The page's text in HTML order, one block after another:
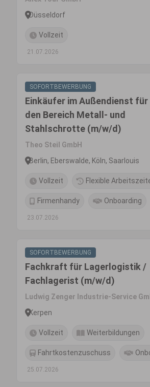
Düsseldorf
Vollzeit
21.07.2026
SOFORTBEWERBUNG
Einkäufer im Außendienst für
den Bereich Metall- und
Stahlschrotte (m/w/d)
Theo Steil GmbH
Berlin, Eberswalde, Köln, Saarlouis
Vollzeit Flexible
Firmenhandy Onboarding
23.07.2026
SOFORTBEWERBUNG
Fachkraft für Lagerlogistik /
Fachlagerist (m/w/d)
Ludwig Zenger Industrie-Service
Kerpen
Vollzeit Weiterbildungen
Fahrtkostenzuschuss
25.07.2026